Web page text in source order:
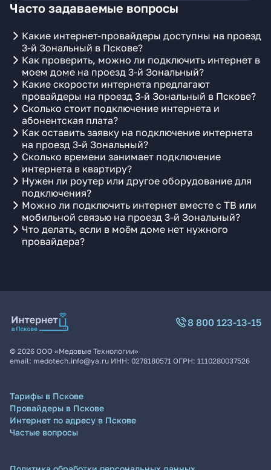
Часто задаваемые вопросы
Какие интернет-провайдеры доступны на проезд
3-й Зональный в Пскове?
Как проверить, можно ли подключить интернет в
моем доме на проезд 3-й Зональный?
Какие скорости интернета предлагают
провайдеры на проезд 3-й Зональный в Пскове?
Сколько стоит подключение интернета и
абонентская плата?
Как оставить заявку на подключение интернета
на проезд 3-й Зональный?
Сколько времени занимает подключение
интернета в квартиру?
Нужен ли роутер или другое оборудование для
подключения?
Можно ли подключить интернет вместе с ТВ или
мобильной связью на проезд 3-й Зональный?
Что делать, если в моём доме нет нужного
провайдера?
8 800 123-13-15
© 2026 ООО «Медовые Технологии»
email: medotech.info@ya.ru ИНН: 0278180571 ОГРН: 1110280037526
Тарифы в Пскове
Провайдеры в Пскове
Интернет по адресу в Пскове
Частые вопросы